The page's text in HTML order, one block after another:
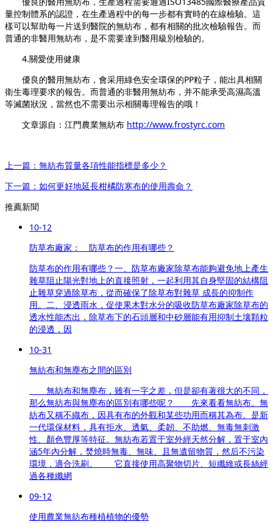
量控制體系的認證，在生產過程中的每一步都有實時的在線檢驗。這
樣可以幫助每一片送到醫院的無紡布，都有相關的批次檢驗報告。而
普通的非醫用無紡布，是不需要達到醫用級別檢驗的。
4.關愛使用健康
優良的醫用無紡布，會采用綠色安全環保的PP粒子，能出具相關
衛生毒理要求的報告。而普通的非醫用無紡布，并不能承受高濕高溫
等滅菌狀況，當然也不需要出示相關毒理報告的哦！
文章源自：江門農業無紡布 http://www.frostyrc.com
上一篇：無紡布質量各項性能指標是多少？
下一篇：如何更好地延長柑橘防寒布的使用壽命？
推薦新聞
10-12
防草布廠家： 防草布的作用有哪些？
防草布的作用有哪些？一、防草布廠家除草布能夠避免地上產生
雜草阻止陽光對地上的直接照射，一起利用其自身堅固的結構阻
止雜草穿過除草布，從而確保了除草布對雜草 成長的抑制作
用。二、浸透雨水，促使果木對水分的吸收防草布廠家除草布的
透水性能杰出，除草布下的石頭層和中砂層能有用抑制土壤顆粒
的浸透，因
10-31
無紡布和無塵布之間的區別
無紡布和無塵布，雖有一字之差，但是卻有著很大的不同，
那么無紡布與無塵布的區別有哪些呢？ 先來看看無紡布。無
紡布又稱不織布，因具有布的外觀和某些功用而稱其為布。是新
一代環保材料，具有拒水、透氣、柔韌、不助燃、無毒無刺激
性、顏色豐厚等特征。無紡布若置于室外經天然分解，置于室內
涵5年內分解，焚燒時無毒、無味、且無遺留物質，然后不污染
環境，適合洗刷。 它直接使用高聚物切片、短纖維或長絲經
過各種纖網
09-12
使用農業無紡布種植植物的優勢